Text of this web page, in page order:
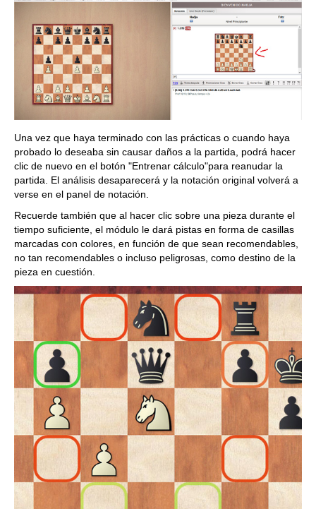
Una vez que haya terminado con las prácticas o cuando haya
probado lo deseaba sin causar daños a la partida, podrá hacer
clic de nuevo en el botón "Entrenar cálculo"para reanudar la
partida. El análisis desaparecerá y la notación original volverá a
verse en el panel de notación.
Recuerde también que al hacer clic sobre una pieza durante el
tiempo suficiente, el módulo le dará pistas en forma de casillas
marcadas con colores, en función de que sean recomendables,
no tan recomendables o incluso peligrosas, como destino de la
pieza en cuestión.